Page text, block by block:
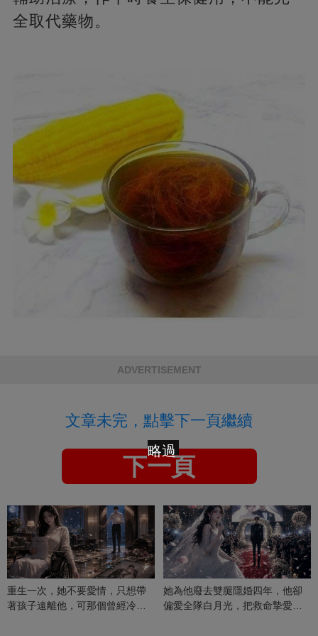
全取代藥物。
ADVERTISEMENT
文章未完，點擊下一頁繼續
下一頁
重生一次，她不要愛情，只想帶
著孩子遠離他，可那個曾經冷漠
她為他廢去雙腿隱婚四年，他卻
偏愛全隊白月光，把救命摯愛當
略過